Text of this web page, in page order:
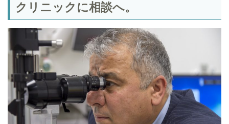
クリニックに相談へ。